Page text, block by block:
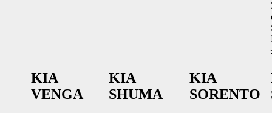
KIA
VENGA
KIA
SHUMA
KIA
SORENTO